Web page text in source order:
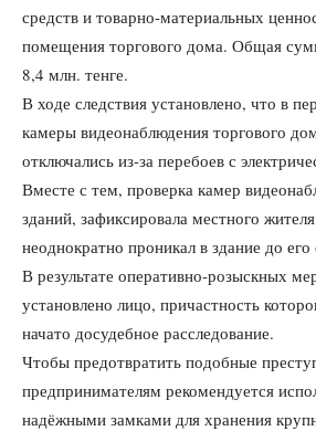
средств и товарно-материальных
помещения торгового дома. Общая
8,4 млн. тенге.
В ходе следствия установлено, что в
камеры видеонаблюдения торгового
отключались из-за перебоев с
Вместе с тем, проверка камер
зданий, зафиксировала местного
неоднократно проникал в здание до
В результате оперативно-розыскных
установлено лицо, причастность
начато досудебное расследование.
Чтобы предотвратить подобные
предпринимателям рекомендуется
надёжными замками для хранения